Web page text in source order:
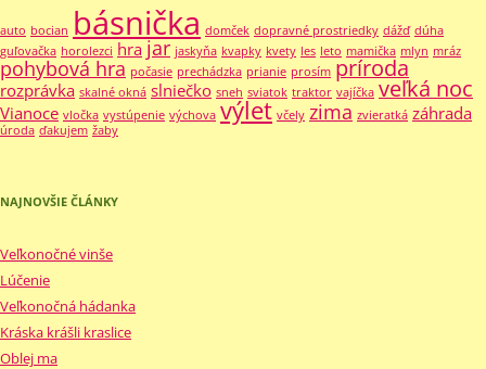
auto bocian básnička domček dopravné prostriedky dážď dúha
guľovačka horolezci hra jar jaskyňa kvapky kvety les leto mamička mlyn mráz
pohybová hra počasie prechádzka prianie prosím príroda
rozprávka skalné okná slniečko sneh sviatok traktor vajíčka veľká noc
Vianoce vločka vystúpenie výchova výlet včely zima zvieratká záhrada
úroda ďakujem žaby
NAJNOVŠIE ČLÁNKY
Veľkonočné vinše
Lúčenie
Veľkonočná hádanka
Kráska krášli kraslice
Oblej ma